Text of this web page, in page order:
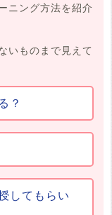
ニング方法を紹介
いものまで見えて
？
してもらい